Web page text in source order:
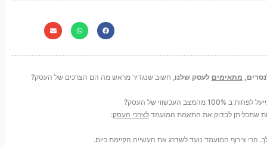
מתאימים לעסק שלנו, חשוב שנגדיר מראש מה הם הצרכים של העסק?
של העסק?
שתכליתן לבדוק את התאמת המועמדלצרכי העסק:
הרי צירוף המועמד נועד לשדרג את העשייה הקיימת כיום.